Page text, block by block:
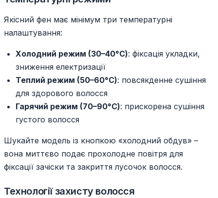
Якісний фен має мінімум три температурні
налаштування:
Холодний режим (30–40°C): фіксація укладки,
зниження електризації
Теплий режим (50–60°C): повсякденне сушіння
для здорового волосся
Гарячий режим (70–90°C): прискорена сушіння
густого волосся
Шукайте модель із кнопкою «холодний обдув» –
вона миттєво подає прохолодне повітря для
фіксації зачіски та закриття лусочок волосся.
Технології захисту волосся